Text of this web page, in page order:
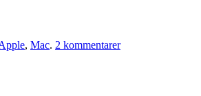
, Mac. 2 kommentarer